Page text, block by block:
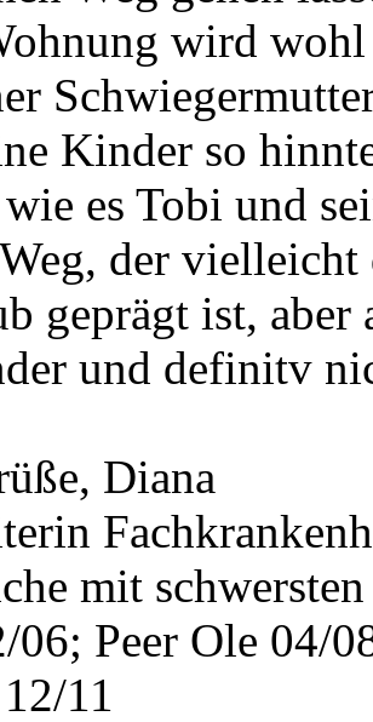
wird wohl
Kinder so
es Tobi und
der
geprägt ist,
und definitv
Diana
mit
06; Peer Ole 04/
11